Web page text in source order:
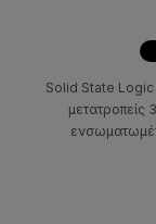
Solid State Logic
μετατροπείς